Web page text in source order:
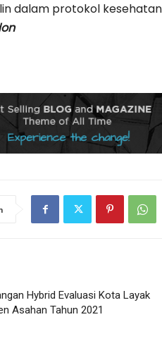
dalam protokol
Hybrid Evaluasi Kota Layak
Asahan Tahun 2021